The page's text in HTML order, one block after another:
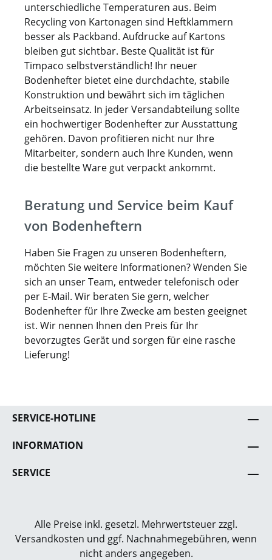
unterschiedliche Temperaturen aus. Beim
Recycling von Kartonagen sind Heftklammern
besser als Packband. Aufdrucke auf Kartons
bleiben gut sichtbar. Beste Qualität ist für
Timpaco selbstverständlich! Ihr neuer
Bodenhefter bietet eine durchdachte, stabile
Konstruktion und bewährt sich im täglichen
Arbeitseinsatz. In jeder Versandabteilung sollte
ein hochwertiger Bodenhefter zur Ausstattung
gehören. Davon profitieren nicht nur Ihre
Mitarbeiter, sondern auch Ihre Kunden, wenn
die bestellte Ware gut verpackt ankommt.
Beratung und Service beim Kauf
von Bodenheftern
Haben Sie Fragen zu unseren Bodenheftern,
möchten Sie weitere Informationen? Wenden Sie
sich an unser Team, entweder telefonisch oder
per E-Mail. Wir beraten Sie gern, welcher
Bodenhefter für Ihre Zwecke am besten geeignet
ist. Wir nennen Ihnen den Preis für Ihr
bevorzugtes Gerät und sorgen für eine rasche
Lieferung!
SERVICE-HOTLINE
INFORMATION
SERVICE
Alle Preise inkl. gesetzl. Mehrwertsteuer zzgl.
Versandkosten und ggf. Nachnahmegebühren, wenn
nicht anders angegeben.